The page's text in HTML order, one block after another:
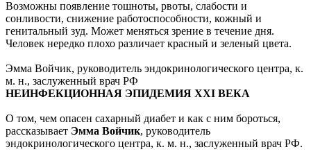
Возможны появление тошноты, рвоты, слабости и
сонливости, снижение работоспособности, кожный и
генитальный зуд. Может меняться зрение в течение дня.
Человек нередко плохо различает красный и зеленый цвета.
Эмма Войчик, руководитель эндокринологического центра, к.
м. н., заслуженный врач РФ
НЕИНФЕКЦИОННАЯ ЭПИДЕМИЯ XXI ВЕКА
О том, чем опасен сахарный диабет и как с ним бороться,
рассказывает Эмма Войчик, руководитель
эндокринологического центра, к. м. н., заслуженный врач РФ.